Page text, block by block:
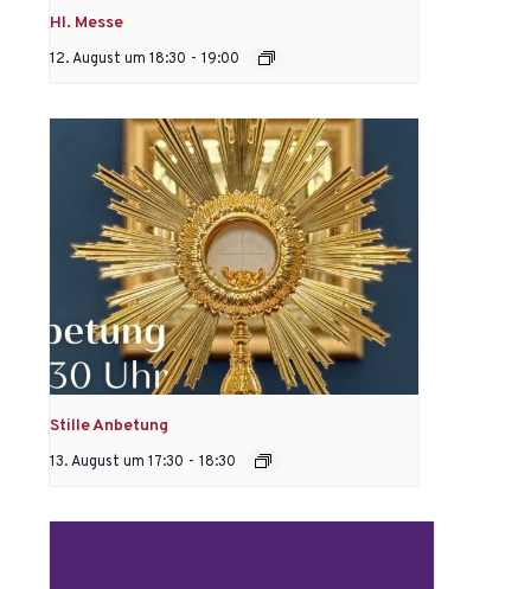
Hl. Messe
12. August um 18:30 - 19:00
Stille Anbetung
13. August um 17:30 - 18:30